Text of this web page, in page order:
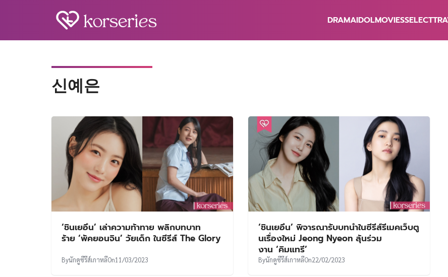
DRAMAIDOLMOVIESSELECT
신예은
‘ชินเยอึน’ เล่าความท้าทาย พลิกบทบาท
ร้าย ‘พัคยอนจิน’ วัยเด็ก ในซีรีส์ The Glory
Byนักดูซีรีส์เกาหลีOn11/03/2023
‘ชินเยอึน’ พิจารณารับบทนำในซีรีส์รีเมคเว็บตู
นเรื่องใหม่ Jeong Nyeon ลุ้นร่วม
งาน ‘คิมแทรี’
Byนักดูซีรีส์เกาหลีOn22/02/2023